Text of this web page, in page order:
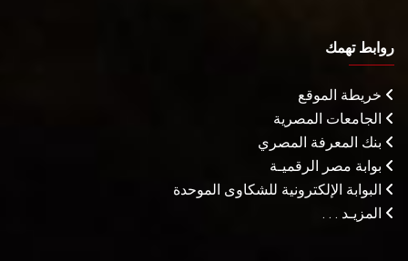
روابط تهمك
خريطة الموقع
الجامعات المصرية
بنك المعرفة المصري
بوابة مصر الرقميـة
البوابة الإلكترونية للشكاوى الموحدة
المزيـد . . .